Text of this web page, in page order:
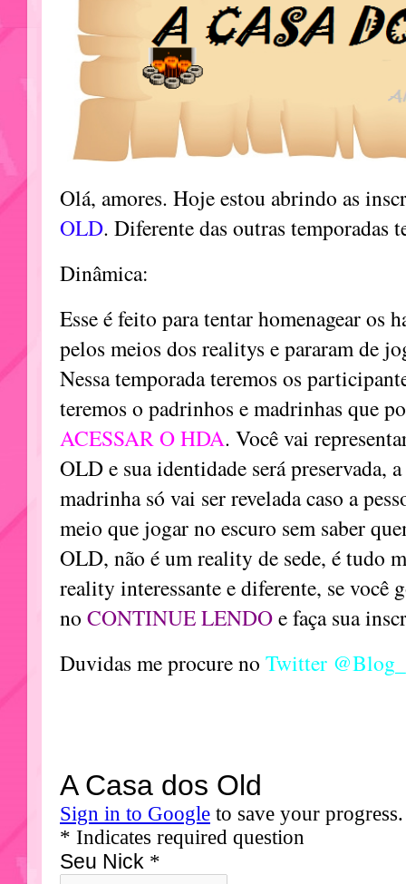
Olá, amores. Hoje estou abrindo as
OLD. Diferente das outras temporadas
Dinâmica:
Esse é feito para tentar homenagear os
pelos meios dos realitys e pararam de
Nessa temporada teremos os
teremos o padrinhos e madrinhas que
ACESSAR O HDA. Você vai
OLD e sua identidade será preservada,
madrinha só vai ser revelada caso a
meio que jogar no escuro sem saber
OLD, não é um reality de sede, é tudo
reality interessante e diferente, se você
no CONTINUE LENDOe faça sua
Duvidas me procure no Twitter